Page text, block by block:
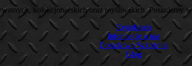
kolekcjonerskich oraz myśliwskich. Posiadamy
Regulamin
Informacje o nas
Doradztwo/Szkolenia
Blog